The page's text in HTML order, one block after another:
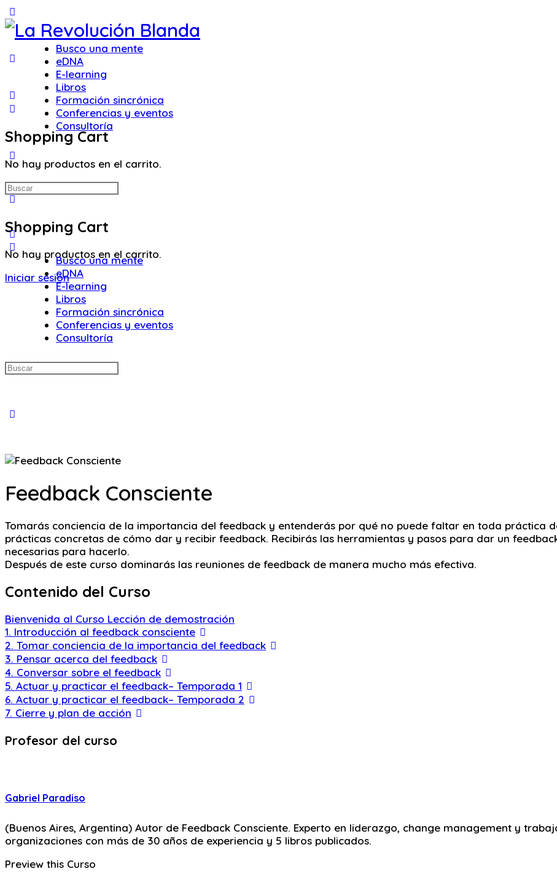
Panel
Busco una mente
eDNA
E-learning
Libros
Formación sincrónica
Conferencias y eventos
Consultoría
options
Shopping Cart
No hay productos en el carrito.
Iniciar sesión
Shopping Cart
No hay productos en el carrito.
Buscar:
Busco una mente
eDNA
E-learning
Libros
Formación sincrónica
Conferencias y eventos
Consultoría
Buscar:
Feedback Consciente
Tomarás conciencia de la importancia del feedback y entenderás por qué no puede faltar en toda práctica
prácticas concretas de cómo dar y recibir feedback. Recibirás las herramientas y pasos para dar un
necesarias para hacerlo.
Después de este curso dominarás las reuniones de feedback de manera mucho más efectiva.
Contenido del Curso
Bienvenida al Curso Lección de demostración
1. Introducción al feedback consciente
2. Tomar conciencia de la importancia del feedback
3. Pensar acerca del feedback
4. Conversar sobre el feedback
5. Actuar y practicar el feedback– Temporada 1
6. Actuar y practicar el feedback– Temporada 2
7. Cierre y plan de acción
Profesor del curso
Gabriel Paradiso
(Buenos Aires, Argentina) Autor de Feedback Consciente. Experto en liderazgo, change management y
organizaciones con más de 30 años de experiencia y 5 libros publicados.
Preview this Curso